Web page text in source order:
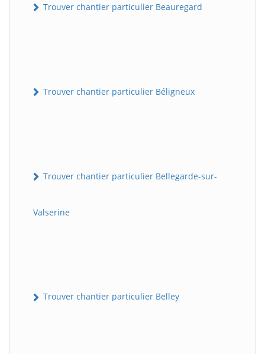
Trouver chantier particulier Beauregard
Trouver chantier particulier Béligneux
Trouver chantier particulier Bellegarde-sur-
Valserine
Trouver chantier particulier Belley